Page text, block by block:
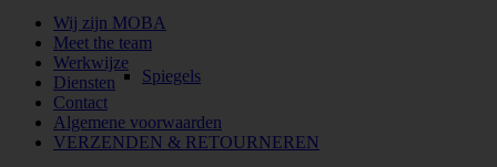
Spiegels
Wij zijn MOBA
Meet the team
Werkwijze
Diensten
Contact
Algemene voorwaarden
VERZENDEN & RETOURNEREN